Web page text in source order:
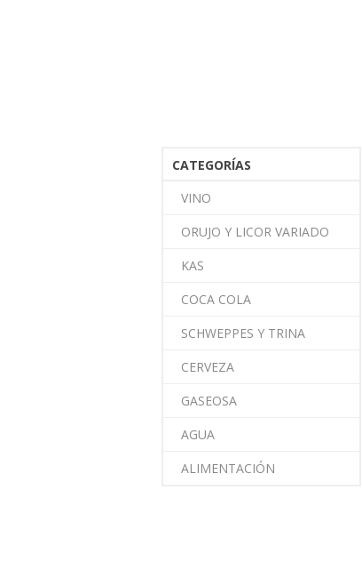
CATEGORÍAS
VINO
ORUJO Y LICOR VARIADO
KAS
COCA COLA
SCHWEPPES Y TRINA
CERVEZA
GASEOSA
AGUA
ALIMENTACIÓN